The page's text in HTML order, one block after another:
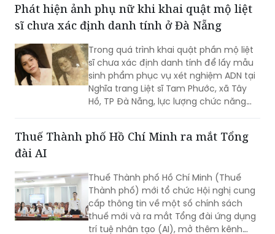
Phát hiện ảnh phụ nữ khi khai quật mộ liệt
sĩ chưa xác định danh tính ở Đà Nẵng
Trong quá trình khai quật phần mộ liệt
sĩ chưa xác định danh tính để lấy mẫu
sinh phẩm phục vụ xét nghiệm ADN tại
Nghĩa trang Liệt sĩ Tam Phước, xã Tây
Hồ, TP Đà Nẵng, lực lượng chức năng
Thuế Thành phố Hồ Chí Minh ra mắt Tổng
đài AI
Thuế Thành phố Hồ Chí Minh (Thuế
Thành phố) mới tổ chức Hội nghị cung
cấp thông tin về một số chính sách
thuế mới và ra mắt Tổng đài ứng dụng
trí tuệ nhân tạo (AI), mở thêm kênh